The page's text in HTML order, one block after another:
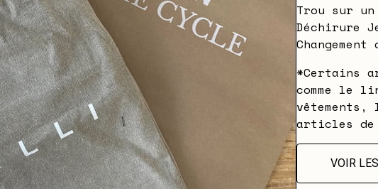
Trou sur
Déchirure
*Certains
comme le
articles de
VOIR